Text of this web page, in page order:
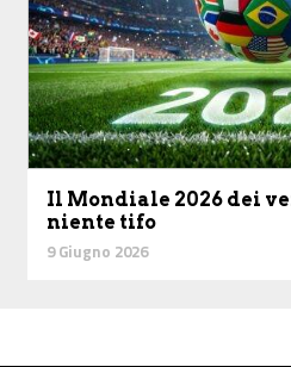
Il Mondiale 2026 dei
niente tifo
9 Giugno 2026